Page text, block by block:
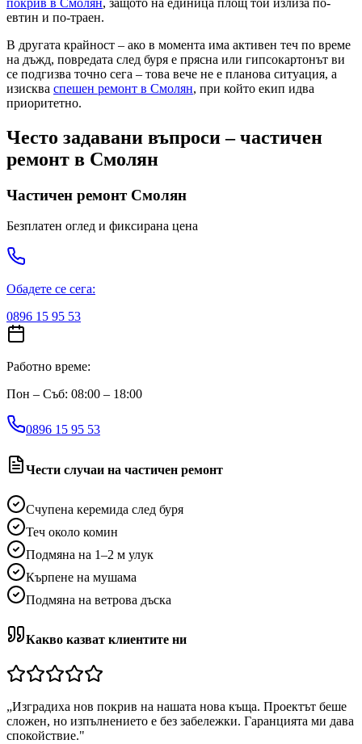
евтин и по-траен.
В другата крайност – ако в момента има активен теч по време
на дъжд, повредата след буря е прясна или гипсокартонът ви
се подгизва точно сега – това вече не е плановa ситуация, а
изисква спешен ремонт в Смолян, при който екип идва
приоритетно.
Често задавани въпроси – частичен
ремонт в Смолян
Частичен ремонт Смолян
Безплатен оглед и фиксирана цена
Обадете се сега:
0896 15 95 53
Работно време:
Пон – Съб: 08:00 – 18:00
0896 15 95 53
Чести случаи на частичен ремонт
Счупена керемида след буря
Теч около комин
Подмяна на 1–2 м улук
Кърпене на мушама
Подмяна на ветрова дъска
Какво казват клиентите ни
„Изградиха нов покрив на нашата нова къща. Проектът беше
сложен, но изпълнението е без забележки. Гаранцията ми дава
спокойствие."